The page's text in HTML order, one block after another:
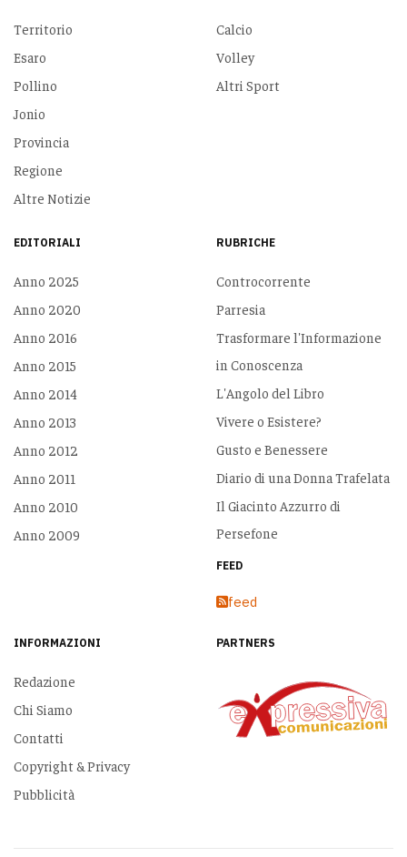
Territorio
Esaro
Pollino
Jonio
Provincia
Regione
Altre Notizie
Calcio
Volley
Altri Sport
EDITORIALI
Anno 2025
Anno 2020
Anno 2016
Anno 2015
Anno 2014
Anno 2013
Anno 2012
Anno 2011
Anno 2010
Anno 2009
RUBRICHE
Controcorrente
Parresia
Trasformare l'Informazione
in Conoscenza
L'Angolo del Libro
Vivere o Esistere?
Gusto e Benessere
Diario di una Donna Trafelata
Il Giacinto Azzurro di
Persefone
FEED
feed
INFORMAZIONI
Redazione
Chi Siamo
Contatti
Copyright & Privacy
Pubblicità
PARTNERS